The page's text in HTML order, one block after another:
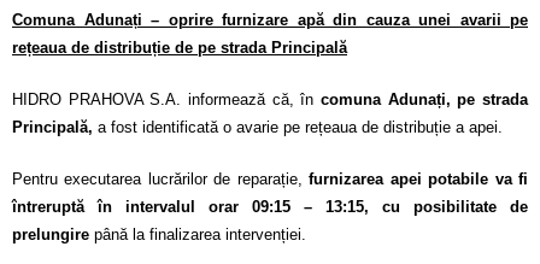
Comuna Adunați – oprire furnizare apă din cauza unei avarii pe
rețeaua de distribuție de pe strada Principală
HIDRO PRAHOVA S.A. informează că, în comuna Adunați, pe strada
Principală, a fost identificată o avarie pe rețeaua de distribuție a apei.
Pentru executarea lucrărilor de reparație,furnizarea apei potabile va fi
întreruptă în intervalul orar 09:15 – 13:15, cu posibilitate de
prelungire până la finalizarea intervenției.